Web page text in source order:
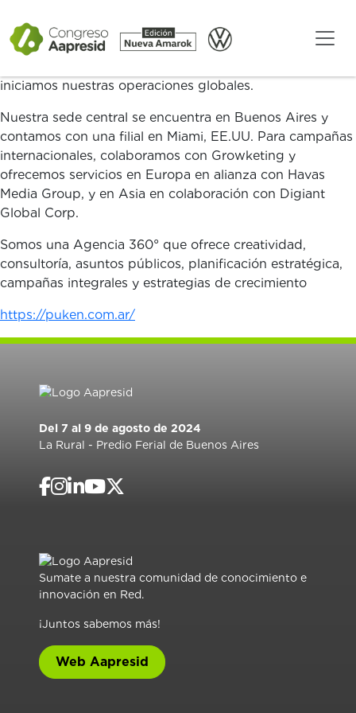
en 2003. Tras consolidar nuestro liderazgo en el sector
agroalimentario en Argentina, ampliamos nuestros
iniciamos nuestras operaciones globales.
Nuestra sede central se encuentra en Buenos Aires y
contamos con una filial en Miami, EE.UU. Para campañas
internacionales, colaboramos con Growketing y
ofrecemos servicios en Europa en alianza con Havas
Media Group, y en Asia en colaboración con Digiant
Global Corp.
Somos una Agencia 360° que ofrece creatividad,
consultoría, asuntos públicos, planificación estratégica,
campañas integrales y estrategias de crecimiento
https://puken.com.ar/
Del 7 al 9 de agosto de 2024
La Rural - Predio Ferial de Buenos Aires
Sumate a nuestra comunidad de conocimiento e
innovación en Red.
¡Juntos sabemos más!
Web Aapresid